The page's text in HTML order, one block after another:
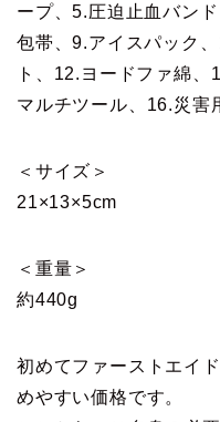
ープ、5.圧迫止血バン
包帯、9.アイスパック
ト、12.ヨードファ綿
マルチツール、16.災害
＜サイズ＞
21×13×5cm
＜重量＞
約440g
初めてファーストエイ
めやすい価格です。